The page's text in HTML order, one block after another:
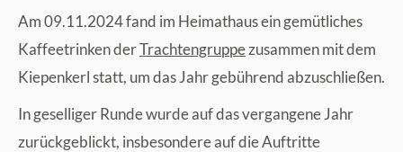
Am 09.11.2024 fand im Heimathaus ein gemütliches
Kaffeetrinken derTrachtengruppezusammen mit dem
Kiepenkerl statt, um das Jahr gebührend abzuschließen.
In geselliger Runde wurde auf das vergangene Jahr
zurückgeblickt, insbesondere auf die Auftritte